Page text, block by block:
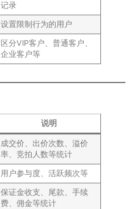
记录
设置限制行为的用户
区分VIP客户、普通客户、
企业客户等
说明
成交价、出价次数、溢价
率、竞拍人数等统计
用户参与度、活跃频次等
保证金收支、尾款、手续
费、佣金等统计